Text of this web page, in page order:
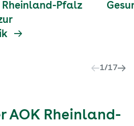
Pfalz
1/17
AOK Rheinland-